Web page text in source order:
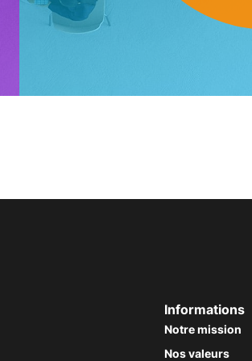
Informations
Notre mission
Nos valeurs